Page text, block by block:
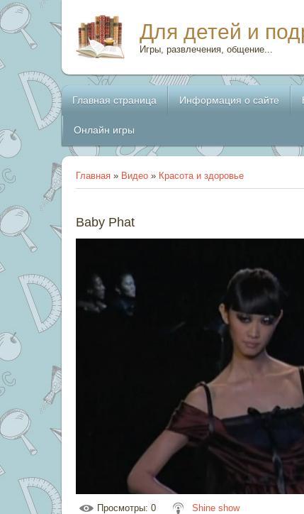
Для детей и
Игры, развлечения, общение...
Главная страница Информация о сайте
Онлайн игры
Главная » Видео » Красота и здоровье
Baby Phat
Просмотры: 0 Shine show